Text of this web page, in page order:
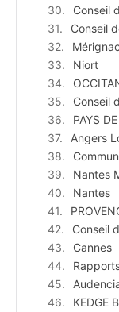
Conseil
Conseil
Mérignac
Niort
Conseil
PAYS
Angers
Nantes
Nantes
Conseil
Cannes
KEDGE